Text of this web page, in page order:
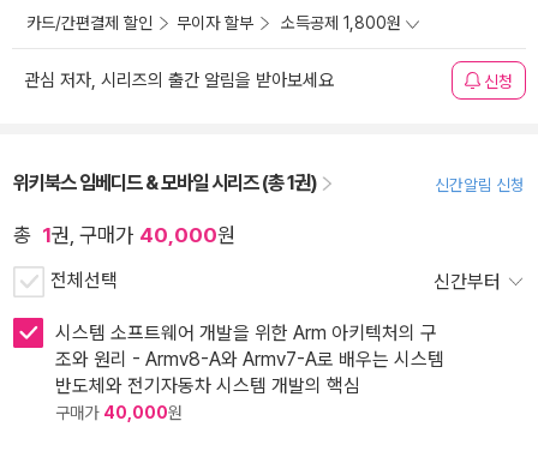
카드/간편결제 할인 무이자 할부 소득공제 1,800원
관심 저자, 시리즈의 출간 알림을 받아보세요 신청
위키북스 임베디드 & 모바일 시리즈 (총 1권) 신간알림 신청
총 1권, 구매가 40,000원
전체선택 신간부터
시스템 소프트웨어 개발을 위한 Arm 아키텍처의 구
조와 원리 - Armv8-A와 Armv7-A로 배우는 시스템
반도체와 전기자동차 시스템 개발의 핵심
구매가 40,000원